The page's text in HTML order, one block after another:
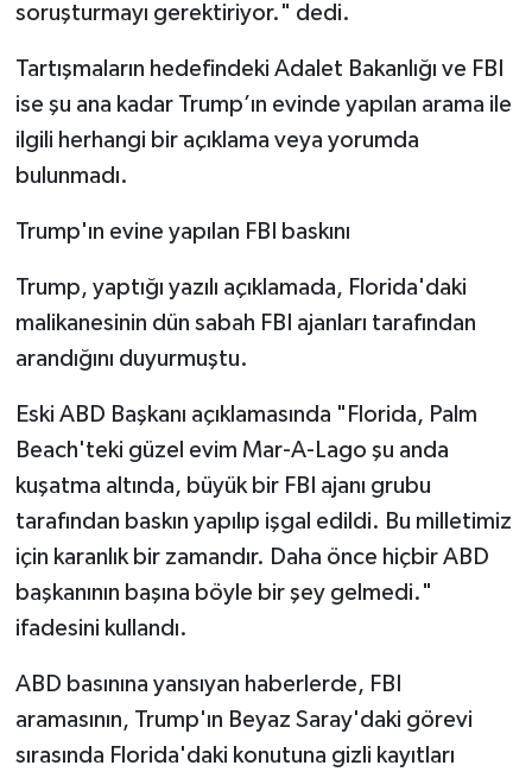
soruşturmayı gerektiriyor." dedi.
Tartışmaların hedefindeki Adalet Bakanlığı ve FBI
ise şu ana kadar Trump’ın evinde yapılan arama ile
ilgili herhangi bir açıklama veya yorumda
bulunmadı.
Trump'ın evine yapılan FBI baskını
Trump, yaptığı yazılı açıklamada, Florida'daki
malikanesinin dün sabah FBI ajanları tarafından
arandığını duyurmuştu.
Eski ABD Başkanı açıklamasında "Florida, Palm
Beach'teki güzel evim Mar-A-Lago şu anda
kuşatma altında, büyük bir FBI ajanı grubu
tarafından baskın yapılıp işgal edildi. Bu milletimiz
için karanlık bir zamandır. Daha önce hiçbir ABD
başkanının başına böyle bir şey gelmedi."
ifadesini kullandı.
ABD basınına yansıyan haberlerde, FBI
aramasının, Trump'ın Beyaz Saray'daki görevi
sırasında Florida'daki konutuna gizli kayıtları